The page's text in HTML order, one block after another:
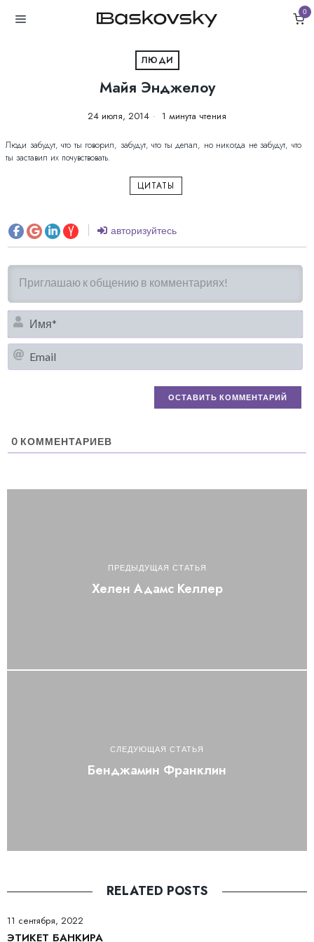
0
ЛЮДИ
Майя Энджелоу
24 июля, 2014 1 минута чтения
Люди забудут, что ты говорил, забудут, что ты делал, но никогда не забудут, что
ты заставил их почувствовать.
ЦИТАТЫ
авторизуйтесь
0 КОММЕНТАРИЕВ
ПРЕДЫДУЩАЯ СТАТЬЯ
Хелен Адамс Келлер
СЛЕДУЮЩАЯ СТАТЬЯ
Бенджамин Франклин
RELATED POSTS
11 сентября, 2022
ЭТИКЕТ БАНКИРА